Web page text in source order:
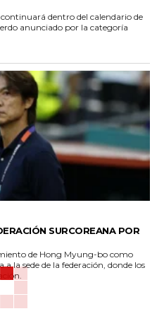
dentro del calendario de
anunciado por la categoría
SURCOREANA POR
de Hong Myung-bo como
a la sede de la federación, donde los